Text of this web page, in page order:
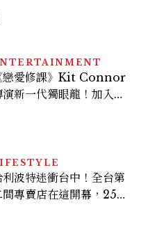
戀愛修課》Kit Connor
演新一代獨眼龍！加入新
利波特迷衝台中！全台第
間專賣店在這開幕，25週